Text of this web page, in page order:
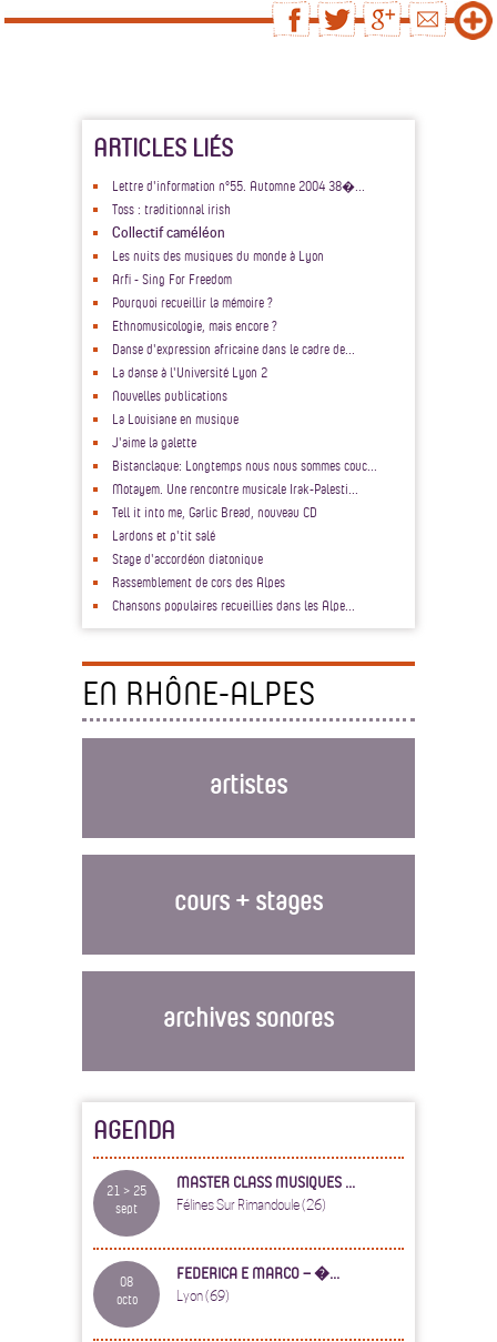
ARTICLES LIÉS
Lettre d'information n°55. Automne 2004 38�...
Toss : traditionnal irish
Collectif caméléon
Les nuits des musiques du monde à Lyon
Arfi - Sing For Freedom
Pourquoi recueillir la mémoire ?
Ethnomusicologie, mais encore ?
Danse d'expression africaine dans le cadre de...
La danse à l'Université Lyon 2
Nouvelles publications
La Louisiane en musique
J'aime la galette
Bistanclaque: Longtemps nous nous sommes couc...
Motayem. Une rencontre musicale Irak-Palesti...
Tell it into me, Garlic Bread, nouveau CD
Lardons et p'tit salé
Stage d'accordéon diatonique
Rassemblement de cors des Alpes
Chansons populaires recueillies dans les Alpe...
EN RHÔNE-ALPES
artistes
cours + stages
archives sonores
AGENDA
21 > 25
sept
MASTER CLASS MUSIQUES ...
Félines Sur Rimandoule (26)
08
octo
FEDERICA E MARCO – �...
Lyon (69)